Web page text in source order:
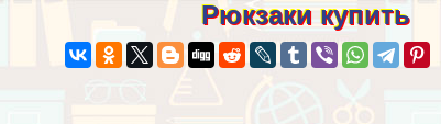
Рюкзаки купить